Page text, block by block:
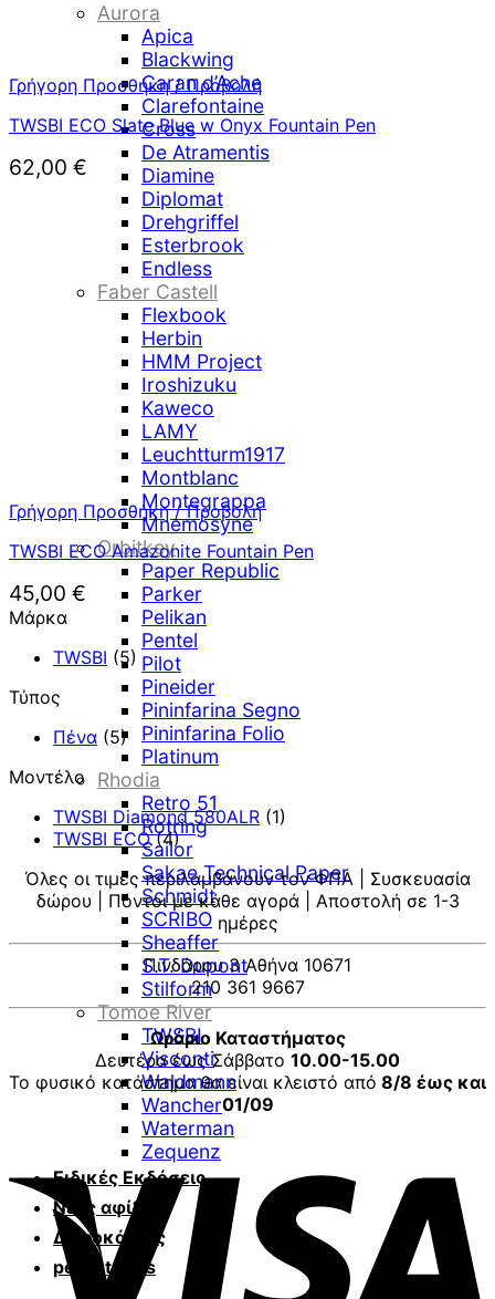
Aurora
Apica
Blackwing
Caran d’Ache
Clarefontaine
Cross
De Atramentis
Diamine
Diplomat
Drehgriffel
Esterbrook
Endless
Faber Castell
Flexbook
Herbin
HMM Project
Iroshizuku
Kaweco
LAMY
Leuchtturm1917
Montblanc
Montegrappa
Mnemosyne
Orbitkey
Paper Republic
Parker
Pelikan
Pentel
Pilot
Pineider
Pininfarina Segno
Pininfarina Folio
Platinum
Rhodia
Retro 51
Rotring
Sailor
Sakae Technical Paper
Schmidt
SCRIBO
Sheaffer
S.T. Dupont
Stilform
Tomoe River
TWSBI
Visconti
Waldmann
Wancher
Waterman
Zequenz
Ειδικές Εκδόσεις
Νέες αφίξεις
Δωροκάρτες
pen-stories
Γρήγορη Προσθήκη / Προβολή
TWSBI ECO Slate Blue w Onyx Fountain Pen
62,00 €
Γρήγορη Προσθήκη / Προβολή
TWSBI ECO Amazonite Fountain Pen
45,00 €
Μάρκα
TWSBI (5)
Τύπος
Πένα (5)
Μοντέλο
TWSBI Diamond 580ALR (1)
TWSBI ECO (4)
Όλες οι τιμές περιλαμβάνουν τον ΦΠΑ | Συσκευασία
δώρου | Πόντοι με κάθε αγορά | Αποστολή σε 1-3
ημέρες
Πινδάρου 3 Αθήνα 10671
210 361 9667
Ωράριο Καταστήματος
Δευτέρα έως Σάββατο 10.00-15.00
Το φυσικό κατάστημα θα είναι κλειστό από 8/8 έως και
01/09